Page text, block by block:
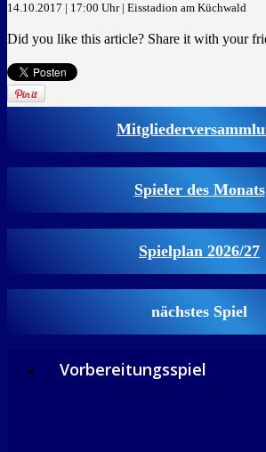
14.10.2017 | 17:00 Uhr | Eisstadion am Küchwald
Did you like this article? Share it with your
Spieler des Monats
Spielplan 2026/27
nächstes Spiel
Vorbereitungsspiel